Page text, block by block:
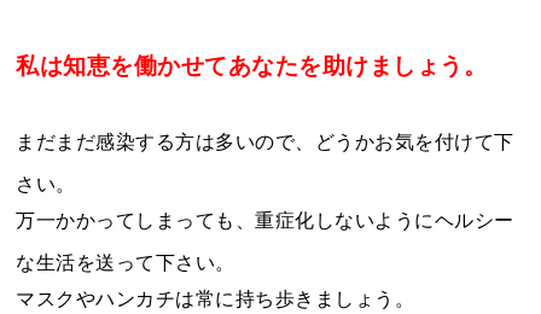
私は知恵を働かせてあなたを助けましょう。
まだまだ感染する方は多いので、どうかお気を付けて下
さい。
万一かかってしまっても、重症化しないようにヘルシー
な生活を送って下さい。
マスクやハンカチは常に持ち歩きましょう。